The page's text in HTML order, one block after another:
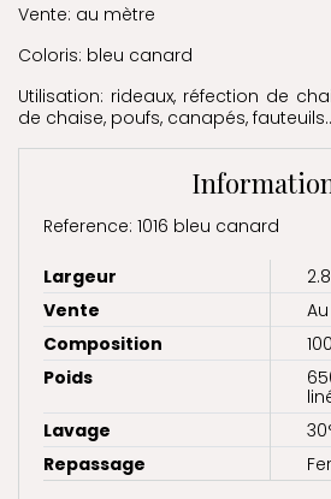
Vente: au mètre
Coloris: bleu canard
Utilisation: rideaux, réfection de
de chaise, poufs, canapés,
Reference: 1016 bleu canard
Largeur
Vente
Composition
Poids
Lavage
Repassage